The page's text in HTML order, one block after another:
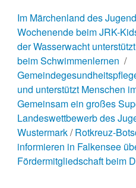
Im Märchenland des
Wochenende beim JRK-
der Wasserwacht
beim Schwimmenlernen
und unterstützt Menschen
Gemeinsam ein großes
Landeswettbewerb des
Wustermark Rotkreuz-
informieren in Falkensee
Fördermitgliedschaft beim